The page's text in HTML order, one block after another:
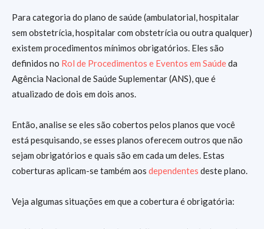
Para categoria do plano de saúde (ambulatorial, hospitalar
sem obstetrícia, hospitalar com obstetrícia ou outra qualquer)
existem procedimentos mínimos obrigatórios. Eles são
definidos no Rol de Procedimentos e Eventos em Saúdeda
Agência Nacional de Saúde Suplementar (ANS), que é
atualizado de dois em dois anos.
Então, analise se eles são cobertos pelos planos que você
está pesquisando, se esses planos oferecem outros que não
sejam obrigatórios e quais são em cada um deles. Estas
coberturas aplicam-se também aos dependentes deste plano.
Veja algumas situações em que a cobertura é obrigatória: